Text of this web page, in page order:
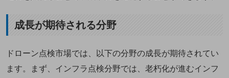
成長が期待される分野
ドローン点検市場では、以下の分野の成長が期待されてい
ます。まず、インフラ点検分野では、老朽化が進むインフ